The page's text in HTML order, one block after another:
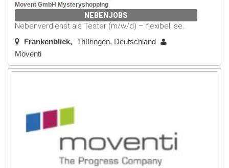
Movent GmbH Mysteryshopping
NEBENJOBS
Nebenverdienst als Tester (m/w/d) – flexibel, se..
Frankenblick
Thüringen, Deutschland
Moventi